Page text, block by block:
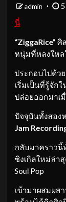
admin
นี่
“ZiggaRice” ศิ
หนุ่มที่หลงใหล
ประกอบไปด้วย
เริ่มเป็นที่รู้จักใ
ปล่อยออกมาเ
ปัจจุบันทั้งสอง
Jam
กลับมาคราวนี้
ซิงเกิลใหม่ล่า
Soul Pop
เข้ามาผสมผส